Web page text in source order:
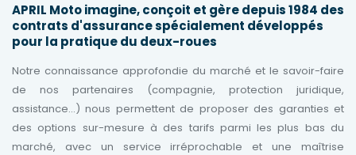
APRIL Moto imagine, conçoit et gère depuis 1984 des
contrats d'assurance spécialement développés
pour la pratique du deux-roues
Notre connaissance approfondie du marché et le savoir-faire
de nos partenaires (compagnie, protection juridique,
assistance...) nous permettent de proposer des garanties et
des options sur-mesure à des tarifs parmi les plus bas du
marché, avec un service irréprochable et une maîtrise